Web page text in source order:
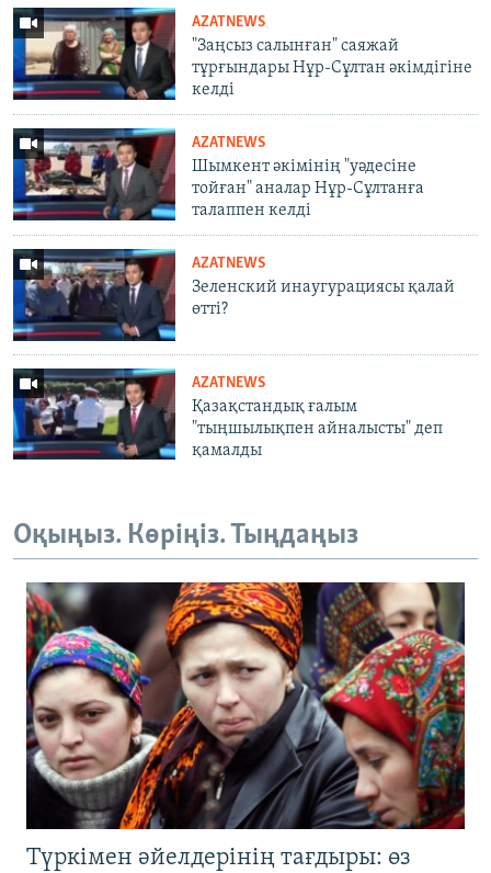
AZATNEWS
"Заңсыз салынған" саяжай
тұрғындары Нұр-Сұлтан әкімдігіне
келді
AZATNEWS
Шымкент әкімінің "уәдесіне
тойған" аналар Нұр-Сұлтанға
талаппен келді
AZATNEWS
Зеленский инаугурациясы қалай
өтті?
AZATNEWS
Қазақстандық ғалым
"тыңшылықпен айналысты" деп
қамалды
Оқыңыз. Көріңіз. Тыңдаңыз
Түркімен әйелдерінің тағдыры: өз